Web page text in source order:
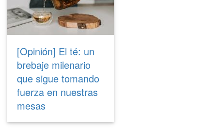
[Opinión] El té: un
brebaje milenario
que sigue tomando
fuerza en nuestras
mesas